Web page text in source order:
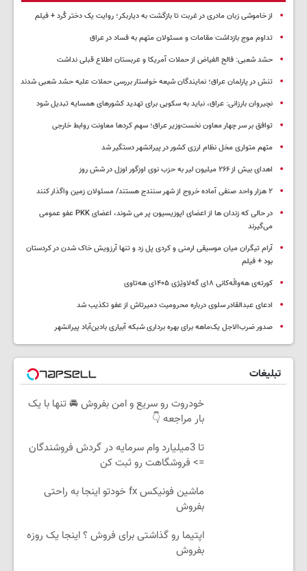
از خاموشی زبان مادری در غربت تا بازگشت به دیاربکر؛ روایت یک دختر کُرد + فیلم
تداوم موج بازداشت مقامات و مسئولان متهم به فساد در عراق
حشد شعبی: فالح الفیاض از حملات آمریکا و عربستان اطلاع قبلی نداشت
تنش در پارلمان عراق؛ نمایندگان شیعه خواستار بررسی حملات علیه حشد شعبی شدند
نچیروان بارزانی: عراق، نباید به سکویی برای تهدید کشورهای همسایه تبدیل شود
توافق بر سر چهار معاون نخست‌وزیر عراق؛ سهم کردها معاونت روابط خارجی
متهم متواری مخل نظام ارزی کشور در پیرانشهر دستگیر شد
اهدای بیش از ۲۶۶ میلیون لیر به حزب نوی اوزگور اوزل در شش روز
۲ هزار واحد صنفی آماده خروج از شهر سنندج هستند/ مسئولان زمین واگذار کنند
در حالی که زندان ها از اعضای اپوزیسیون پر می شوند، اعضای PKK عفو عمومی
می‌گیرند
آرام تیگران میان موسیقی ارمنی و کردی پل زد و تنها آرزویش خاک شدن در کردستان
بود + فیلم
کورتەی هەواڵەکانی ۱۸ی گەلاوێژی ۱۴۰۵ی هەتاوی
ادعای عبدالقادر سلوی درباره محرومیت دمیرتاش از عفو تکذیب شد
صدور ضرب‌الاجل یک‌ماهه برای بهره برداری شبکه آبیاری بادین‌آباد پیرانشهر
تبلیغات
خودروت رو سریع و امن بفروش 🚘 تنها با یک
بار مراجعه 👇
تا 3میلیارد وام سرمایه در گردش فروشندگان
=> فروشگاهت رو ثبت کن
ماشین فونیکس fx خودتو اینجا به راحتی
بفروش
اپتیما رو گذاشتی برای فروش ؟ اینجا یک روزه
بفروش